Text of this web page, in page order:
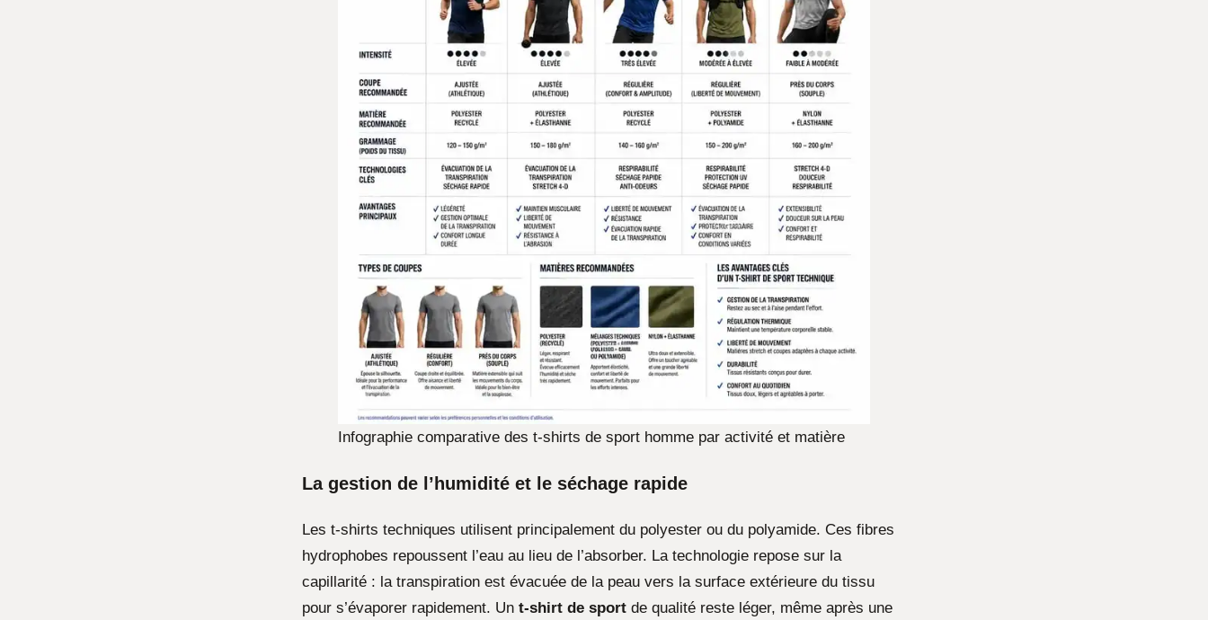
Infographie comparative des t-shirts de sport homme par activité et matière
La gestion de l’humidité et le séchage rapide
Les t-shirts techniques utilisent principalement du polyester ou du polyamide. Ces fibres
hydrophobes repoussent l’eau au lieu de l’absorber. La technologie repose sur la
capillarité : la transpiration est évacuée de la peau vers la surface extérieure du tissu
pour s’évaporer rapidement. Un t-shirt de sport de qualité reste léger, même après une